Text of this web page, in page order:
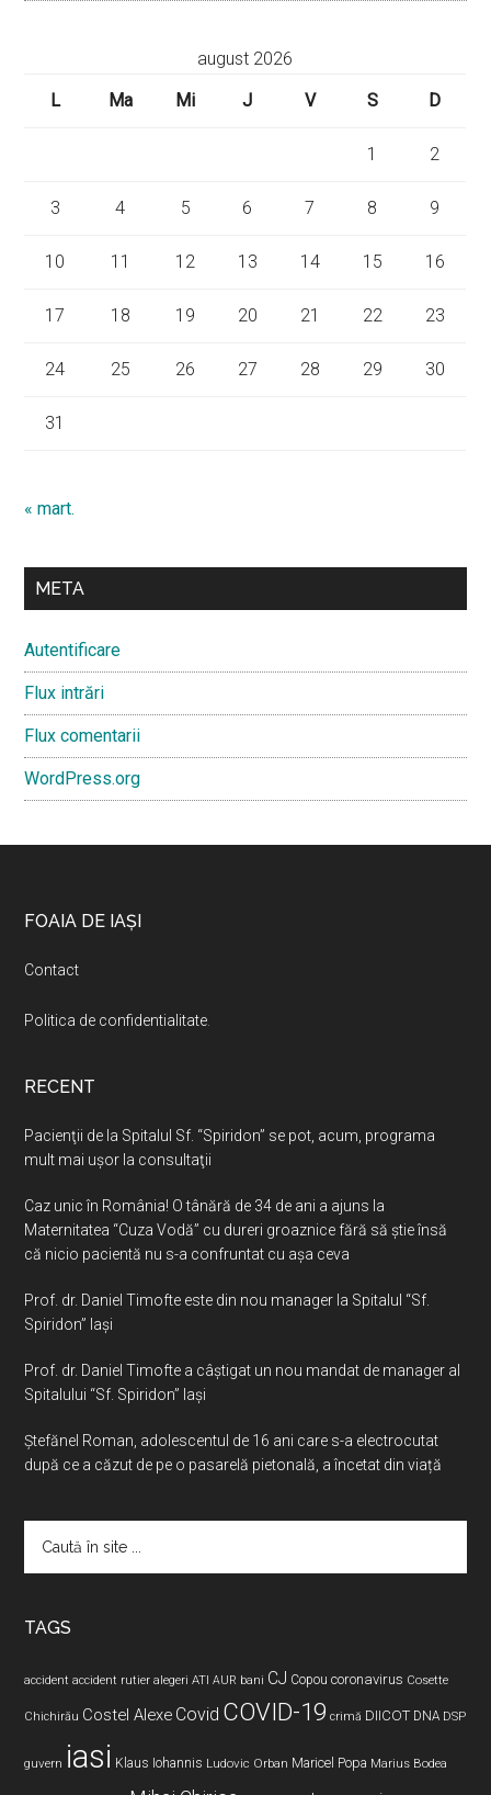
august 2026
L
Ma Mi J V S D
1 2
3 4 5 6 7 8 9
10 11 12 13 14 15 16
17 18 19 20 21 22 23
24 25 26 27 28 29 30
31
« mart.
META
Autentificare
Flux intrări
Flux comentarii
WordPress.org
Footer
FOAIA DE IAȘI
Contact
Politica de confidentialitate
RECENT
Pacienţii de la Spitalul Sf. “Spiridon” se pot, acum, programa
mult mai uşor la consultaţii
Caz unic în România! O tânără de 34 de ani a ajuns la
Maternitatea “Cuza Vodă” cu dureri groaznice fără să ştie însă
că nicio pacientă nu s-a confruntat cu așa ceva
Prof. dr. Daniel Timofte este din nou manager la Spitalul “Sf.
Spiridon” Iaşi
Prof. dr. Daniel Timofte a câștigat un nou mandat de manager al
Spitalului “Sf. Spiridon” Iași
Ştefănel Roman, adolescentul de 16 ani care s-a electrocutat
după ce a căzut de pe o pasarelă pietonală, a încetat din viață
TAGS
accident accident rutier alegeri ATI AUR bani CJ Copou coronavirus Cosette
Chichirău Costel Alexe Covid COVID-19 crimă DIICOT DNA DSP
guvern iasi Klaus Iohannis Ludovic Orban Maricel Popa Marius Bodea